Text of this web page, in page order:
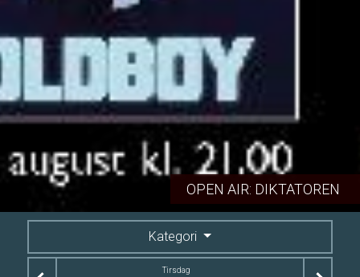
OPEN AIR: DIKTATOREN
Kategori
Tirsdag